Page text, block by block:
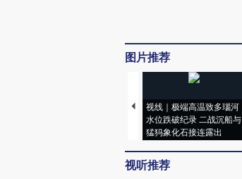
图片推荐
视线｜极端高温致多瑙河
水位跌破纪录 二战沉船与
猛犸象化石接连露出
视听推荐